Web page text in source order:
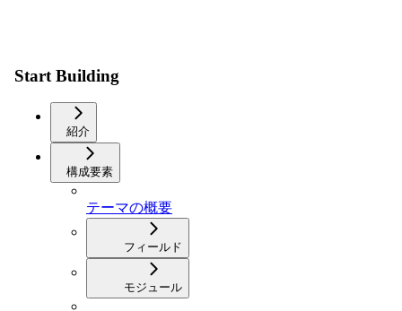
Start Building
紹介
構成要素
テーマの概要
フィールド
モジュール